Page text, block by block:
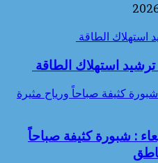
استهلاك الطاقة
استهلاك الطاقة
كثيفة صباحاً ورياح مثيرة
: شبورة كثيفة صباحاً